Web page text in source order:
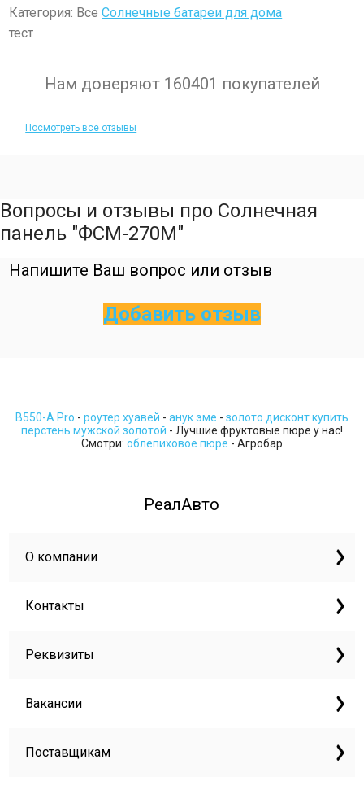
Категория: ВсеСолнечные батареи для дома
тест
Нам доверяют 160401 покупателей
Посмотреть все отзывы
Вопросы и отзывы про Солнечная
панель "ФСМ-270М"
Напишите Ваш вопрос или отзыв
Добавить отзыв
B550-A Pro - роутер хуавей - анук эме - золото дисконт купить
перстень мужской золотой - Лучшие фруктовые пюре у нас!
Смотри: облепиховое пюре - Агробар
РеалАвто
О компании
Контакты
Реквизиты
Вакансии
Поставщикам